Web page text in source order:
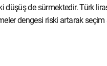
düşüş de sürmektedir. Türk
dengesi riski artarak seçim